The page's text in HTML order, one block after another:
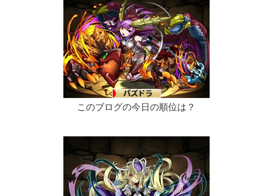
このブログの今日の順位は？